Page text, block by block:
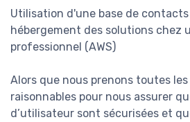
Utilisation d'une base de
hébergement des solutions chez
professionnel (AWS)
Alors que nous prenons toutes
raisonnables pour nous assurer
d’utilisateur sont sécurisées et